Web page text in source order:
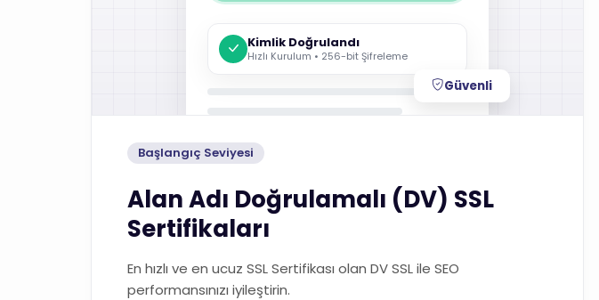
Kimlik Doğrulandı
Hızlı Kurulum • 256-bit Şifreleme
Güvenli
Başlangıç Seviyesi
Alan Adı Doğrulamalı (DV) SSL
Sertifikaları
En hızlı ve en ucuz SSL Sertifikası olan DV SSL ile SEO
performansınızı iyileştirin.